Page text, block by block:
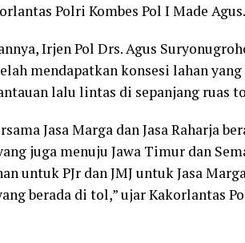
Polri Kombes Pol I Made Agus.
Irjen Pol Drs. Agus
mendapatkan konsesi lahan
lalu lintas di sepanjang ruas
Jasa Marga dan Jasa Raharja
juga menuju Jawa Timur dan
untuk PJr dan JMJ untuk Jasa
berada di tol,” ujar Kakorlantas